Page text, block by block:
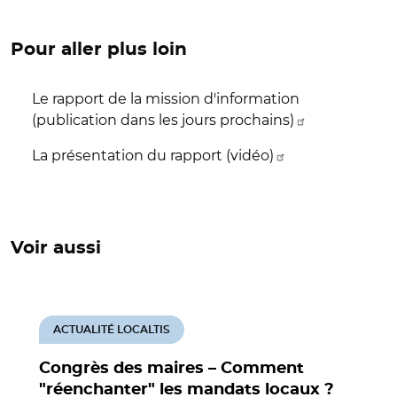
Pour aller plus loin
Le rapport de la mission d'information
(publication dans les jours prochains)
La présentation du rapport (vidéo)
Voir aussi
Congrès des maires – Comment
"réenchanter" les mandats locaux ?
ACTUALITÉ LOCALTIS